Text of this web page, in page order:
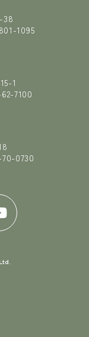
38
1095
1
7100
0730